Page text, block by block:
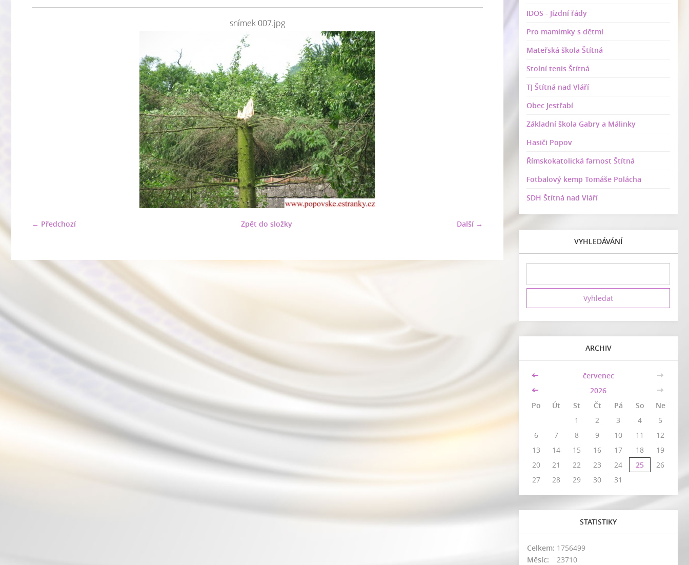
snímek 007.jpg
← Předchozí Další →
Zpět do složky
IDOS - Jízdní řády
Pro mamimky s dětmi
Mateřská škola Štítná
Stolní tenis Štítná
TJ Štítná nad Vláří
Obec Jestřabí
Základní škola Gabry a Málinky
Hasiči Popov
Římskokatolická farnost Štítná
Fotbalový kemp Tomáše Polácha
SDH Štítná nad Vláří
VYHLEDÁVÁNÍ
ARCHIV
<< červenec
>>
<<
2026
>>
Po
Út St Čt Pá So
Ne
1
2 3 4
5
6
7 8 9 10 11
12
13
14 15 16 17 18
19
20
21 22 23 24 25
26
27
28 29 30 31
STATISTIKY
Celkem: 1756499
Měsíc:
23710